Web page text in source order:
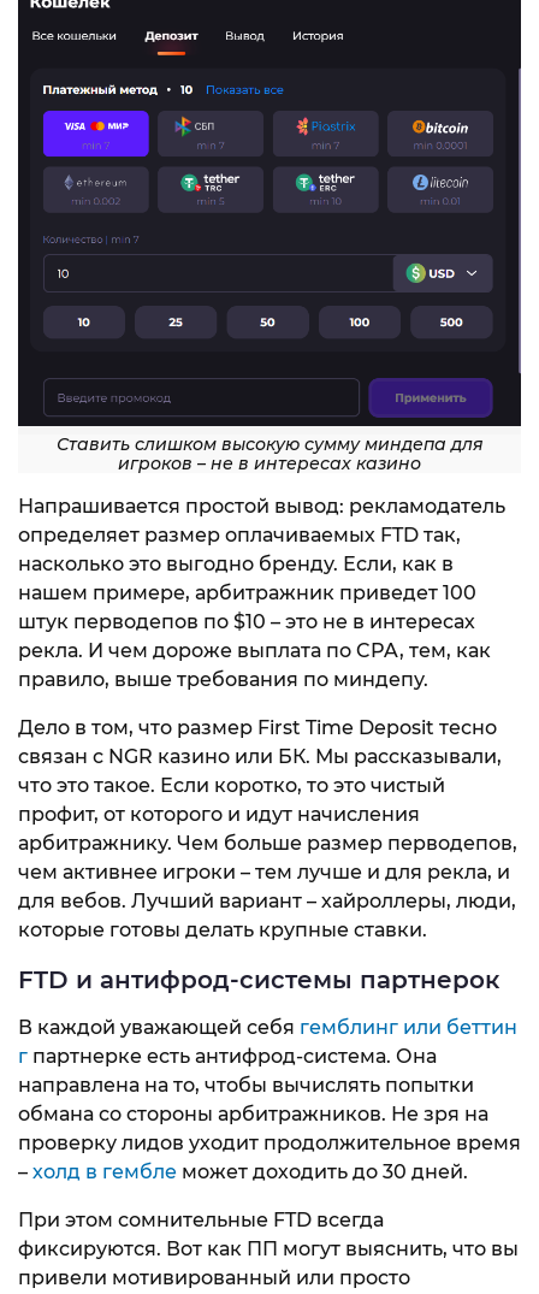
Ставить слишком высокую сумму миндепа для
игроков – не в интересах казино
Напрашивается простой вывод: рекламодатель
определяет размер оплачиваемых FTD так,
насколько это выгодно бренду. Если, как в
нашем примере, арбитражник приведет 100
штук перводепов по $10 – это не в интересах
рекла. И чем дороже выплата по CPA, тем, как
правило, выше требования по миндепу.
Дело в том, что размер First Time Deposit тесно
связан с NGR казино или БК. Мы рассказывали,
что это такое. Если коротко, то это чистый
профит, от которого и идут начисления
арбитражнику. Чем больше размер перводепов,
чем активнее игроки – тем лучше и для рекла, и
для вебов. Лучший вариант – хайроллеры, люди,
которые готовы делать крупные ставки.
FTD и антифрод-системы партнерок
В каждой уважающей себя гемблинг или беттин
г партнерке есть антифрод-система. Она
направлена на то, чтобы вычислять попытки
обмана со стороны арбитражников. Не зря на
проверку лидов уходит продолжительное время
– холд в гембле может доходить до 30 дней.
При этом сомнительные FTD всегда
фиксируются. Вот как ПП могут выяснить, что вы
привели мотивированный или просто